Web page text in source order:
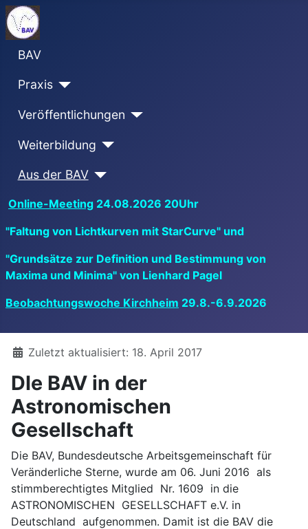
BAV
Praxis
Veröffentlichungen
Weiterbildung
Aus der BAV
Online-Meeting 24.08.2026 20Uhr
"Faltung von Lichtkurven mit StarCurve" und
"Grundsätze zur Definition und Bestimmung von
Maxima und Minima" von Lienhard Pagel
Beobachtungswoche Kirchheim 29.8.-6.9.2026
DetailsZuletzt aktualisiert: 18. April 2017
DIe BAV in der
Astronomischen
Gesellschaft
Die BAV, Bundesdeutsche Arbeitsgemeinschaft für
Veränderliche Sterne, wurde am 06. Juni 2016 als
stimmberechtigtes Mitglied Nr. 1609 in die
ASTRONOMISCHEN GESELLSCHAFT e.V. in
Deutschland aufgenommen. Damit ist die BAV die